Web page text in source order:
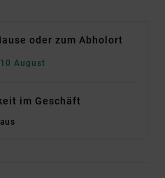
oder zum Abholort
10 August
im Geschäft